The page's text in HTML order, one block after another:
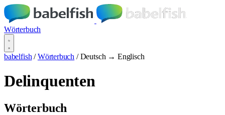
Wörterbuch
babelfish / Wörterbuch / Deutsch → Englisch
Delinquenten
Wörterbuch